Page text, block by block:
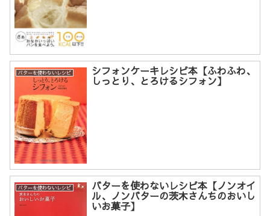
バターを使わないレシピ シフォンケーキレシピ本【ふわふわ、
しっとり、とろけるシフォン】
バターを使わないレシピ バターを使わないレシピ本【ノンオイ
ル、ノンバターの茨木さんちのおいし
いお菓子】